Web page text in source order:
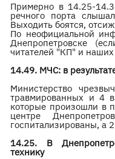
Примерно в 14.25-
речного порта
Выходить боятся,
По неофициальной
Днепропетровске
читателей "КП" и
14.49. МЧС: в
Министерство
травмированных и 4
которые произошли в
центре
госпитализированы, а
14.25. В
технику